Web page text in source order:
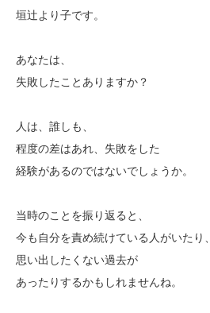
垣辻より子です。
あなたは、
失敗したことありますか？
人は、誰しも、
程度の差はあれ、失敗をした
経験があるのではないでしょうか。
当時のことを振り返ると、
今も自分を責め続けている人がいたり、
思い出したくない過去が
あったりするかもしれませんね。